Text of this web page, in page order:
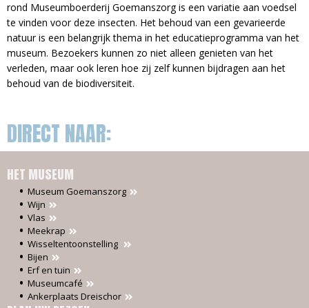
rond Museumboerderij Goemanszorg is een variatie aan voedsel
te vinden voor deze insecten. Het behoud van een gevarieerde
natuur is een belangrijk thema in het educatieprogramma van het
museum. Bezoekers kunnen zo niet alleen genieten van het
verleden, maar ook leren hoe zij zelf kunnen bijdragen aan het
behoud van de biodiversiteit.
DIRECT NAAR:
HET MUSEUM
Museum Goemanszorg
Wijn
Vlas
Meekrap
Wisseltentoonstelling
Bijen
Erf en tuin
Museumcafé
Ankerplaats Dreischor